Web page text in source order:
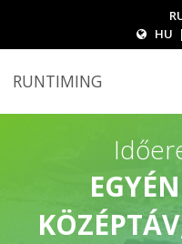
HU |
RUNTIMING